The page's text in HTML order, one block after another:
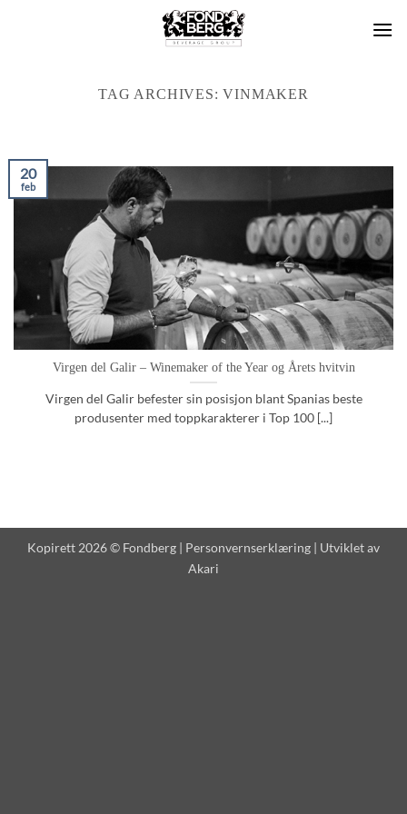
TAG ARCHIVES:VINMAKER
Virgen del Galir – Winemaker of the Year og Årets hvitvin
Virgen del Galir befester sin posisjon blant Spanias beste
produsenter med toppkarakterer i Top 100 [...]
20
feb
Kopirett 2026 © Fondberg | Personvernserklæring | Utviklet av
Akari